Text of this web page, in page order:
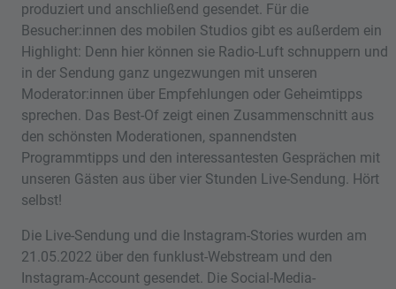
produziert und anschließend gesendet. Für die
Besucher:innen des mobilen Studios gibt es außerdem ein
Highlight: Denn hier können sie Radio-Luft schnuppern und
in der Sendung ganz ungezwungen mit unseren
Moderator:innen über Empfehlungen oder Geheimtipps
sprechen. Das Best-Of zeigt einen Zusammenschnitt aus
den schönsten Moderationen, spannendsten
Programmtipps und den interessantesten Gesprächen mit
unseren Gästen aus über vier Stunden Live-Sendung. Hört
selbst!
Die Live-Sendung und die Instagram-Stories wurden am
21.05.2022 über den funklust-Webstream und den
Instagram-Account gesendet. Die Social-Media-